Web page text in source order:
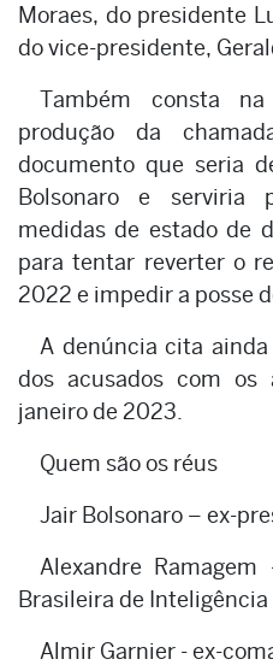
Moraes, do presidente
do vice-presidente,
Também consta
produção da
documento que seria
Bolsonaro e serviria
medidas de estado de
para tentar reverter o
2022 e impedir a posse
A denúncia cita
dos acusados com
janeiro de 2023.
Quem são os réus
Jair Bolsonaro – ex-
Alexandre
Brasileira de
Almir Garnier - ex-